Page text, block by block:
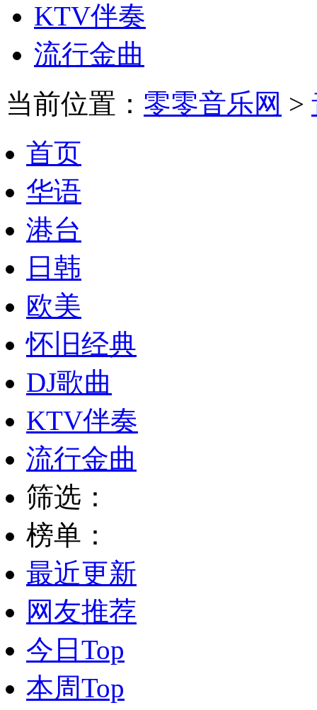
KTV伴奏
流行金曲
当前位置： 零零音乐网 >
首页
华语
港台
日韩
欧美
怀旧经典
DJ歌曲
KTV伴奏
流行金曲
筛选：
榜单：
最近更新
网友推荐
今日Top
本周Top